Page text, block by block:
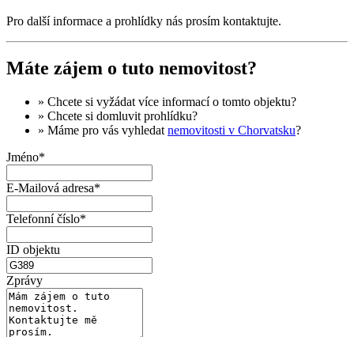
Pro další informace a prohlídky nás prosím kontaktujte.
Máte zájem o tuto nemovitost?
» Chcete si vyžádat více informacío tomto objektu?
» Chcete si domluvit prohlídku?
» Máme pro vás vyhledat nemovitosti v Chorvatsku?
Jméno*
E-Mailová adresa*
Telefonní číslo*
ID objektu
Zprávy